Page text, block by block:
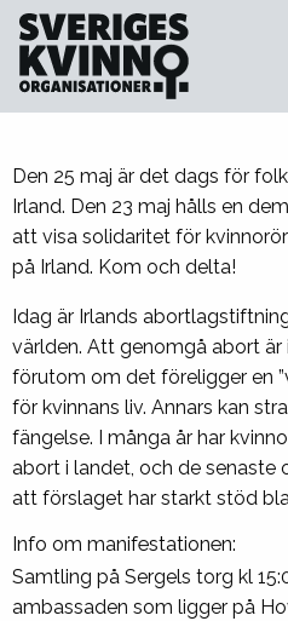
Sveriges Kvinnoorganisationer
Den 25 maj är det dags för
Irland. Den 23 maj hålls en
att visa solidaritet för
på Irland. Kom och delta!
Idag är Irlands
världen. Att genomgå abort är
förutom om det föreligger en
för kvinnans liv. Annars kan
fängelse. I många år har
abort i landet, och de senaste
att förslaget har starkt stöd
Info om manifestationen:
Samtling på Sergels torg kl
ambassaden som ligger på